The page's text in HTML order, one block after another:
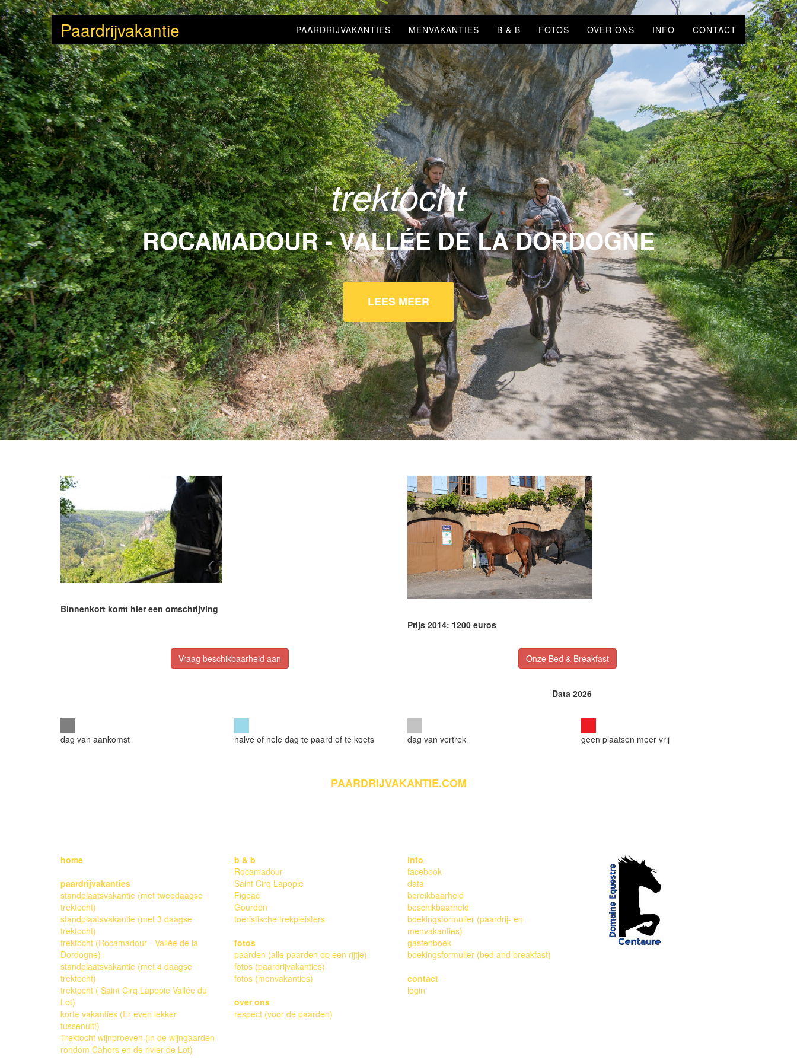
Paardrijvakantie PAARDRIJVAKANTIES MENVAKANTIES B & B FOTOS OVER ONS INFO CONTACT
trektocht
ROCAMADOUR - VALLÉE DE LA DORDOGNE
LEES MEER
Binnenkort komt hier een omschrijving
Prijs 2014: 1200 euros
Vraag beschikbaarheid aan Onze Bed & Breakfast
Data 2026
dag van aankomst halve of hele dag te paard of te koets dag van vertrek geen plaatsen meer vrij
PAARDRIJVAKANTIE.COM
home
paardrijvakanties
standplaatsvakantie (met tweedaagse
trektocht)
standplaatsvakantie (met 3 daagse
trektocht)
trektocht (Rocamadour - Vallée de la
Dordogne)
standplaatsvakantie (met 4 daagse
trektocht)
trektocht ( Saint Cirq Lapopie Vallée du
Lot)
korte vakanties (Er even lekker
tussenuit!)
Trektocht wijnproeven (in de wijngaarden
rondom Cahors en de rivier de Lot)
b & b
Rocamadour
Saint Cirq Lapopie
Figeac
Gourdon
toeristische trekpleisters
fotos
paarden (alle paarden op een rijtje)
fotos (paardrijvakanties)
fotos (menvakanties)
over ons
respect (voor de paarden)
info
facebook
data
bereikbaarheid
beschikbaarheid
boekingsformulier (paardrij- en
menvakanties)
gastenboek
boekingsformulier (bed and breakfast)
contact
login